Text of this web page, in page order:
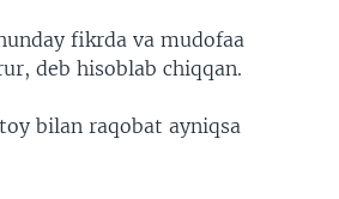
fikrda va mudofaa
deb hisoblab chiqqan.
bilan raqobat ayniqsa